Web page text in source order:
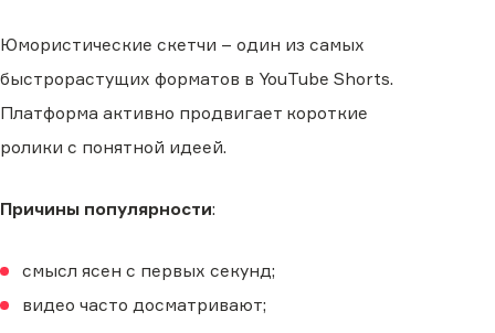
Юмористические скетчи – один из самых
быстрорастущих форматов в YouTube Shorts.
Платформа активно продвигает короткие
ролики с понятной идеей.
Причины популярности:
смысл ясен с первых секунд;
видео часто досматривают;